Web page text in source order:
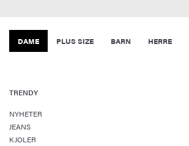
DAME PLUS SIZE BARN HERRE
TRENDY
NYHETER
JEANS
KJOLER